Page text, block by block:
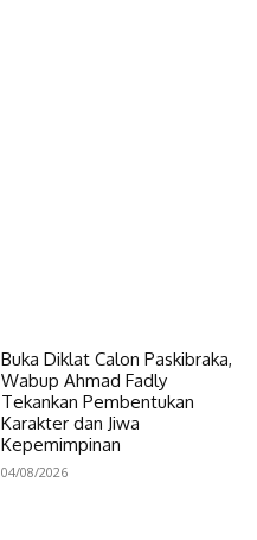
Buka Diklat Calon Paskibraka,
Wabup Ahmad Fadly
Tekankan Pembentukan
Karakter dan Jiwa
Kepemimpinan
04/08/2026